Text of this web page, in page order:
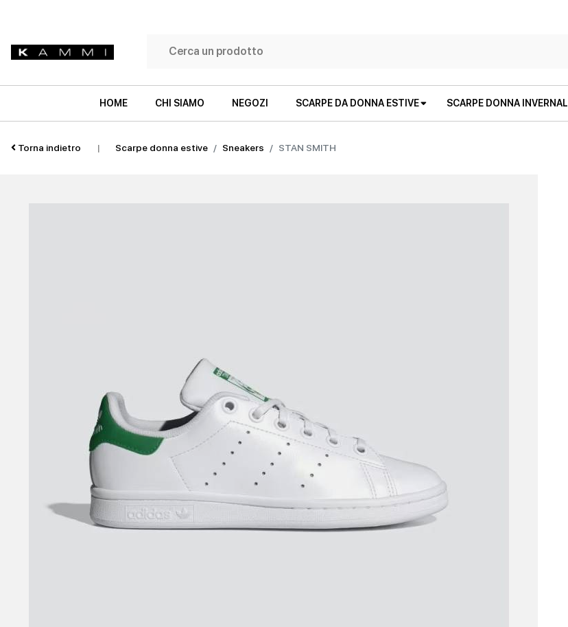
HOME CHI SIAMO NEGOZI SCARPE DA DONNA ESTIVE
SANDALI CON TACCO SCARPE CON TACCO
SCARPE DONNA INVERNALI
SCARPE BASSE
Torna indietro | Scarpe donna estive Sneakers STAN SMITH